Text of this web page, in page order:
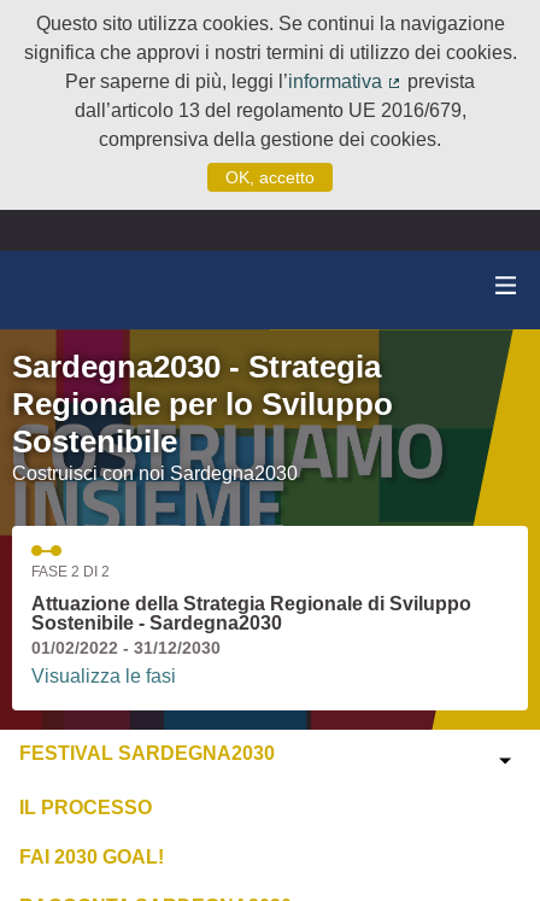
Questo sito utilizza cookies. Se continui la navigazione
significa che approvi i nostri termini di utilizzo dei cookies.
Per saperne di più, leggi l’informativa
(Collegamento
prevista
dall’articolo 13 del regolamento UE 2016/679,
comprensiva della gestione dei cookies.
OK, accetto
Sardegna2030 - Strategia
Regionale per lo Sviluppo
Sostenibile
Costruisci con noi Sardegna2030
FASE 2 DI 2
Attuazione della Strategia Regionale di Sviluppo
Sostenibile - Sardegna2030
01/02/2022 - 31/12/2030
Visualizza le fasi
FESTIVAL SARDEGNA2030
IL PROCESSO
FAI 2030 GOAL!